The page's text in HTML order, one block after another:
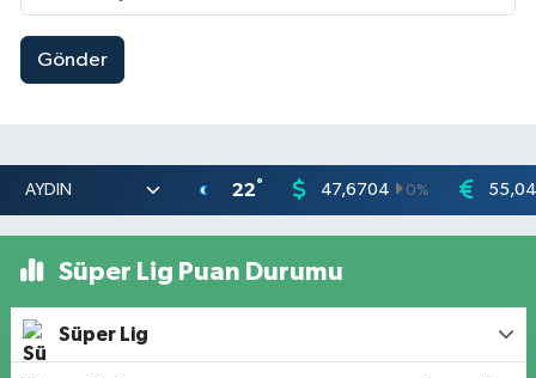
Gönder
22° 47,6704 0%
Süper Lig Puan Durumu
Süper Lig